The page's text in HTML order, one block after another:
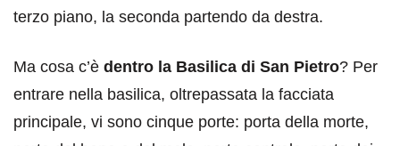
terzo piano, la seconda partendo da destra.
Ma cosa c’è dentro la Basilica di San Pietro? Per
entrare nella basilica, oltrepassata la facciata
principale, vi sono cinque porte: porta della morte,